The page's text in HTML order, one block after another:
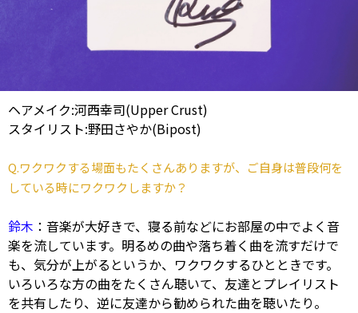
ヘアメイク:河西幸司(Upper Crust)
スタイリスト:野田さやか(Bipost)
Q.ワクワクする場面もたくさんありますが、ご自身は普段何を
している時にワクワクしますか？
鈴木 ：音楽が大好きで、寝る前などにお部屋の中でよく音
楽を流しています。明るめの曲や落ち着く曲を流すだけで
も、気分が上がるというか、ワクワクするひとときです。
いろいろな方の曲をたくさん聴いて、友達とプレイリスト
を共有したり、逆に友達から勧められた曲を聴いたり。